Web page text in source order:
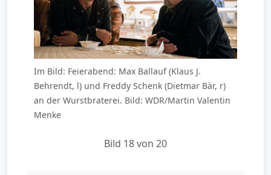
Im Bild: Feierabend: Max Ballauf (Klaus J.
Behrendt, l) und Freddy Schenk (Dietmar Bär, r)
an der Wurstbraterei. Bild: WDR/Martin Valentin
Menke
Bild 18 von 20